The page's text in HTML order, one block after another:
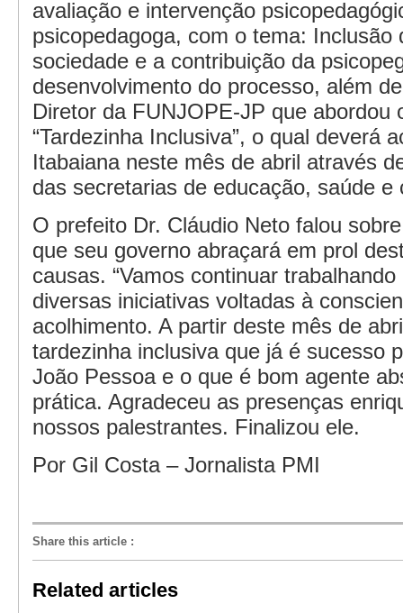
avaliação e intervenção
psicopedagoga, com o tema: Inclusão
sociedade e a contribuição da
desenvolvimento do processo, além
Diretor da FUNJOPE-JP que abordou
“Tardezinha Inclusiva”, o qual deverá
Itabaiana neste mês de abril através
das secretarias de educação, saúde
O prefeito Dr. Cláudio Neto falou
que seu governo abraçará em prol
causas. “Vamos continuar
diversas iniciativas voltadas à
acolhimento. A partir deste mês de
tardezinha inclusiva que já é sucesso
João Pessoa e o que é bom agente
prática. Agradeceu as presenças
nossos palestrantes. Finalizou ele.
Por Gil Costa – Jornalista PMI
Share this article :
Related articles